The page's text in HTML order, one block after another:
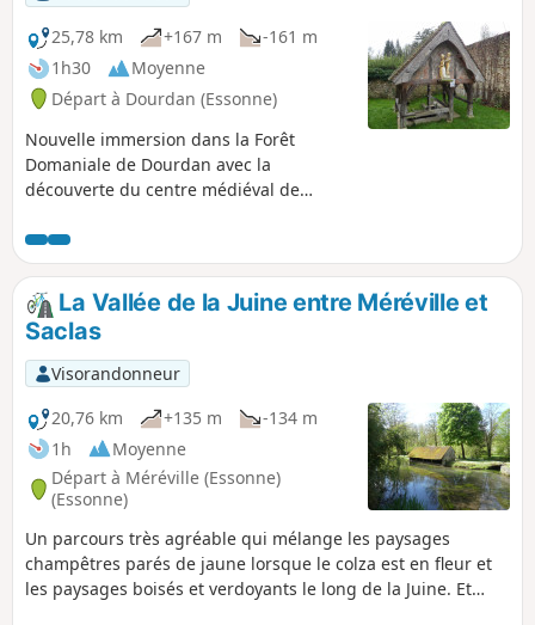
25,78 km
+167 m
-161 m
1h30
Moyenne
Départ à Dourdan (Essonne)
Nouvelle immersion dans la Forêt
Domaniale de Dourdan avec la
découverte du centre médiéval de
essences d'arbres, la traversée des
villages de Sainte-Mesme et de
Corbreuse avec leurs monuments et
leurs histoires.
La Vallée de la Juine entre Méréville et
Saclas
Visorandonneur
20,76 km
+135 m
-134 m
1h
Moyenne
Départ à Méréville (Essonne)
(Essonne)
Un parcours très agréable qui mélange les paysages
champêtres parés de jaune lorsque le colza est en fleur et
les paysages boisés et verdoyants le long de la Juine. Et